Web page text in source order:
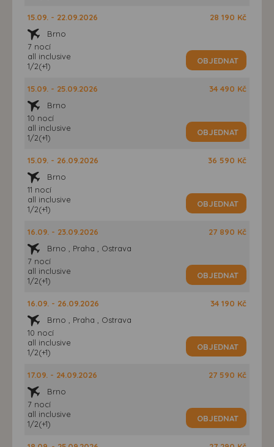
15.09. - 22.09.2026
Brno
7 nocí
all inclusive
1/2(+1)
28 190 Kč
OBJEDNAT
15.09. - 25.09.2026
Brno
10 nocí
all inclusive
1/2(+1)
34 490 Kč
OBJEDNAT
15.09. - 26.09.2026
Brno
11 nocí
all inclusive
1/2(+1)
36 590 Kč
OBJEDNAT
16.09. - 23.09.2026
Brno , Praha , Ostrava
7 nocí
all inclusive
1/2(+1)
27 890 Kč
OBJEDNAT
16.09. - 26.09.2026
Brno , Praha , Ostrava
10 nocí
all inclusive
1/2(+1)
34 190 Kč
OBJEDNAT
17.09. - 24.09.2026
Brno
7 nocí
all inclusive
1/2(+1)
27 590 Kč
OBJEDNAT